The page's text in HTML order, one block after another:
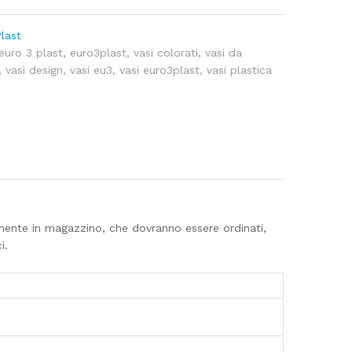
3 plast, euro3plast,vasi colorati,vasi da
vasi design,vasi eu3,vasi euro3plast,vasi plastica
in magazzino, che dovranno essere ordinati,